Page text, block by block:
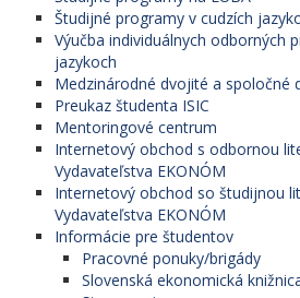
Študijné programy v cudzích
Výučba individuálnych odborných
jazykoch
Medzinárodné dvojité a spoločné
Preukaz študenta ISIC
Mentoringové centrum
Internetový obchod s odbornou
Vydavateľstva EKONÓM
Internetový obchod so študijnou
Vydavateľstva EKONÓM
Informácie pre študentov
Pracovné ponuky/brigády
Slovenská ekonomická